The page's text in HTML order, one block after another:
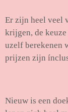
Er zijn heel veel
krijgen, de
uzelf berekenen
prijzen zijn
Nieuw is een